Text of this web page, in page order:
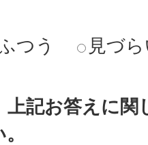
つう 見づ
上記お答えに関